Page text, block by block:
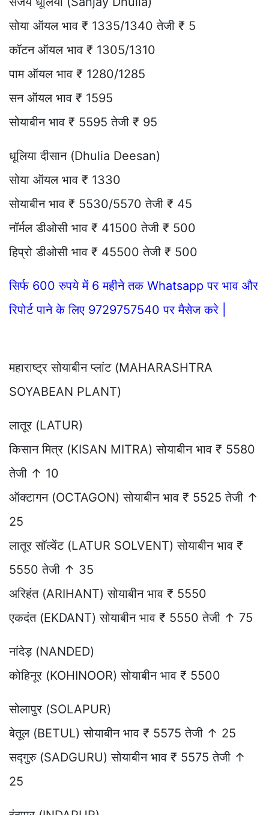
सोया ऑयल भाव ₹ 1335/1340 तेजी ₹ 5
कॉटन ऑयल भाव ₹ 1305/1310
पाम ऑयल भाव ₹ 1280/1285
सन ऑयल भाव ₹ 1595
सोयाबीन भाव ₹ 5595 तेजी ₹ 95
धूलिया दीसान (Dhulia Deesan)
सोया ऑयल भाव ₹ 1330
सोयाबीन भाव ₹ 5530/5570 तेजी ₹ 45
नॉर्मल डीओसी भाव ₹ 41500 तेजी ₹ 500
हिप्रो डीओसी भाव ₹ 45500 तेजी ₹ 500
सिर्फ 600 रुपये में 6 महीने तक Whatsapp पर भाव और
रिपोर्ट पाने के लिए 9729757540 पर मैसेज करे |
महाराष्ट्र सोयाबीन प्लांट (MAHARASHTRA
SOYABEAN PLANT)
लातूर (LATUR)
किसान मित्र (KISAN MITRA) सोयाबीन भाव ₹ 5580
तेजी ↑ 10
ऑक्टागन (OCTAGON) सोयाबीन भाव ₹ 5525 तेजी ↑
25
लातूर सॉल्वेंट (LATUR SOLVENT) सोयाबीन भाव ₹
5550 तेजी ↑ 35
अरिहंत (ARIHANT) सोयाबीन भाव ₹ 5550
एकदंत (EKDANT) सोयाबीन भाव ₹ 5550 तेजी ↑ 75
नांदेड़ (NANDED)
कोहिनूर (KOHINOOR) सोयाबीन भाव ₹ 5500
सोलापुर (SOLAPUR)
बेतूल (BETUL) सोयाबीन भाव ₹ 5575 तेजी ↑ 25
सद्गुरु (SADGURU) सोयाबीन भाव ₹ 5575 तेजी ↑
25